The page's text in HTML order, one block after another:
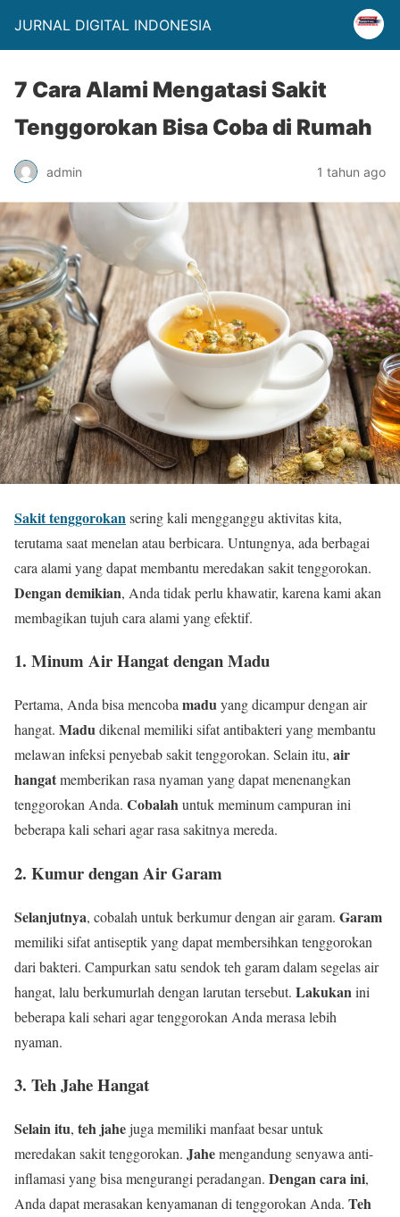
JURNAL DIGITAL INDONESIA
7 Cara Alami Mengatasi Sakit
Tenggorokan Bisa Coba di Rumah
admin 1 tahun ago
Sakit tenggorokansering kali mengganggu aktivitas kita,
terutama saat menelan atau berbicara. Untungnya, ada berbagai
cara alami yang dapat membantu meredakan sakit tenggorokan.
Dengan demikian, Anda tidak perlu khawatir, karena kami akan
membagikan tujuh cara alami yang efektif.
1. Minum Air Hangat dengan Madu
Pertama, Anda bisa mencoba maduyang dicampur dengan air
hangat. Madudikenal memiliki sifat antibakteri yang membantu
melawan infeksi penyebab sakit tenggorokan. Selain itu, air
hangatmemberikan rasa nyaman yang dapat menenangkan
tenggorokan Anda. Cobalahuntuk meminum campuran ini
beberapa kali sehari agar rasa sakitnya mereda.
2. Kumur dengan Air Garam
Selanjutnya, cobalah untuk berkumur dengan air garam. Garam
memiliki sifat antiseptik yang dapat membersihkan tenggorokan
dari bakteri. Campurkan satu sendok teh garam dalam segelas air
hangat, lalu berkumurlah dengan larutan tersebut. Lakukan ini
beberapa kali sehari agar tenggorokan Anda merasa lebih
nyaman.
3. Teh Jahe Hangat
Selain itu, teh jahejuga memiliki manfaat besar untuk
meredakan sakit tenggorokan. Jahemengandung senyawa anti-
inflamasi yang bisa mengurangi peradangan. Dengan cara ini,
Anda dapat merasakan kenyamanan di tenggorokan Anda. Teh